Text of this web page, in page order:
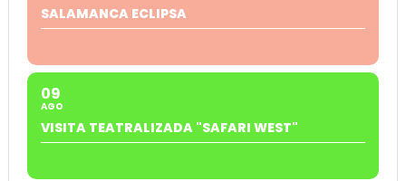
SALAMANCA ECLIPSA
09
AGO
VISITA TEATRALIZADA "SAFARI WEST"